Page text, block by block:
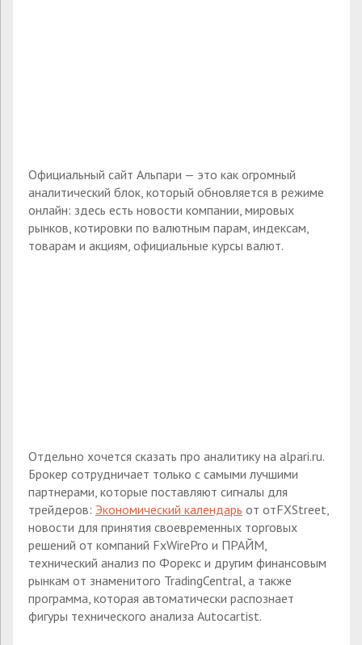
Официальный сайт Альпари — это как огромный
аналитический блок, который обновляется в режиме
онлайн: здесь есть новости компании, мировых
рынков, котировки по валютным парам, индексам,
товарам и акциям, официальные курсы валют.
Отдельно хочется сказать про аналитику на alpari.ru.
Брокер сотрудничает только с самыми лучшими
партнерами, которые поставляют сигналы для
трейдеров: Экономический календарь от отFXStreet,
новости для принятия своевременных торговых
решений от компаний FxWirePro и ПРАЙМ,
технический анализ по Форекс и другим финансовым
рынкам от знаменитого TradingCentral, а также
программа, которая автоматически распознает
фигуры технического анализа Autocartist.